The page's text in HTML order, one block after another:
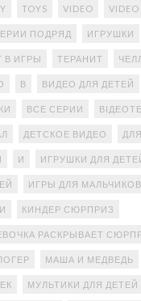
TOYS VIDEO VIDEO
ПОДРЯД ИГРУШКИ
В ИГРЫ ТЕРАНИТ
В ВИДЕО ДЛЯ ДЕТЕЙ
ВСЕ СЕРИИ
ДЕТСКОЕ ВИДЕО ДЛЯ
И ИГРУШКИ ДЛЯ
ИГРЫ ДЛЯ МАЛЬЧИКОВ
КИНДЕР СЮРПРИЗ
РАСКРЫВАЕТ
МАША И МЕДВЕДЬ
МУЛЬТИКИ ДЛЯ ДЕТЕЙ